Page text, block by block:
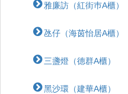
雅廉訪（紅街巿A櫃）
氹仔（海茵怡居A櫃）
三盞燈（德群A櫃）
黑沙環（建華A櫃）